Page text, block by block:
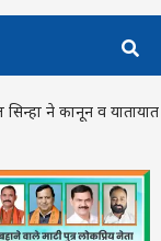
ने कानून व यातायात